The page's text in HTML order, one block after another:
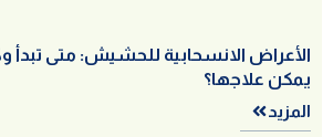
الأعراض الانسحابية للحشيش: متى
يمكن علاجها؟
المزيد